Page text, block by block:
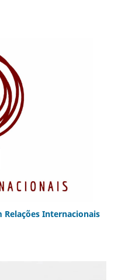
Relações Internacionais